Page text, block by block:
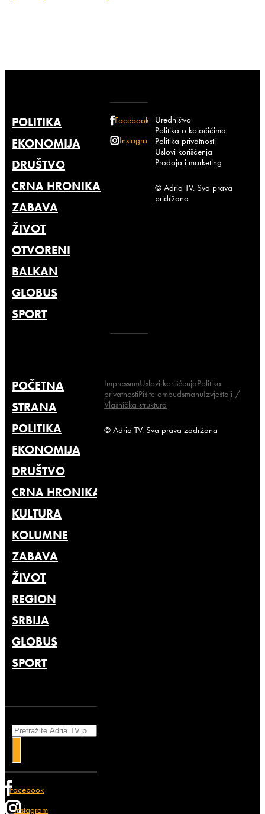
POLITIKA
EKONOMIJA
DRUŠTVO
CRNA HRONIKA
ZABAVA
ŽIVOT
OTVORENI
BALKAN
GLOBUS
SPORT
Facebook
Instagram
Uredništvo
Politika o kolačićima
Politika privatnosti
Uslovi korišćenja
Prodaja i marketing
© Adria TV. Sva prava
pridržana
POČETNA
STRANA
POLITIKA
EKONOMIJA
DRUŠTVO
CRNA HRONIKA
KULTURA
KOLUMNE
ZABAVA
ŽIVOT
REGION
SRBIJA
GLOBUS
SPORT
Facebook
Instagram
ImpressumUslovi korišćenjaPolitika
privatnostiPišite ombudsmanuIzvještaji /
Vlasnička struktura
© Adria TV. Sva prava zadržana